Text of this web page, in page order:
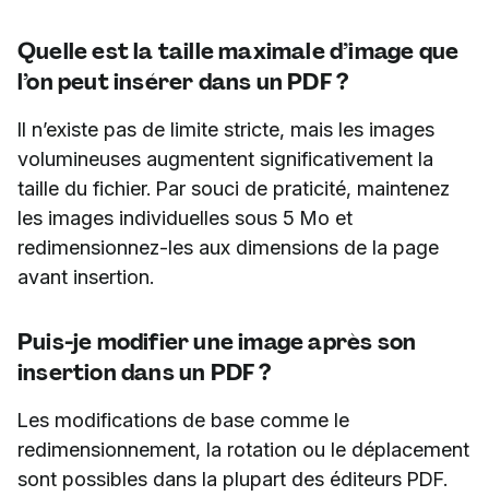
Quelle est la taille maximale d’image que
l’on peut insérer dans un PDF ?
Il n’existe pas de limite stricte, mais les images
volumineuses augmentent significativement la
taille du fichier. Par souci de praticité, maintenez
les images individuelles sous 5 Mo et
redimensionnez-les aux dimensions de la page
avant insertion.
Puis-je modifier une image après son
insertion dans un PDF ?
Les modifications de base comme le
redimensionnement, la rotation ou le déplacement
sont possibles dans la plupart des éditeurs PDF.